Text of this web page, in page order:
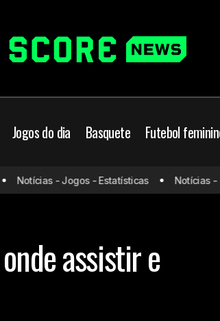
Jogos do dia Basquete Futebol
Fluminense
dia
Corinthians x
prováveis escalações
Notícias - Jogos - Estatísticas Notícias -
assistir e